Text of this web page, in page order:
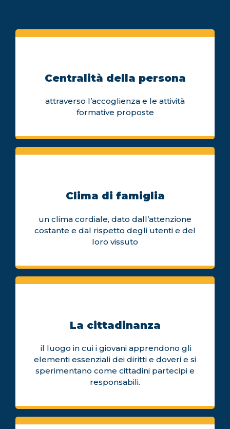
Centralità della persona
attraverso l’accoglienza e le attività
formative proposte
Clima di famiglia
un clima cordiale, dato dall’attenzione
costante e dal rispetto degli utenti e del
loro vissuto
La cittadinanza
il luogo in cui i giovani apprendono gli
elementi essenziali dei diritti e doveri e si
sperimentano come cittadini partecipi e
responsabili.